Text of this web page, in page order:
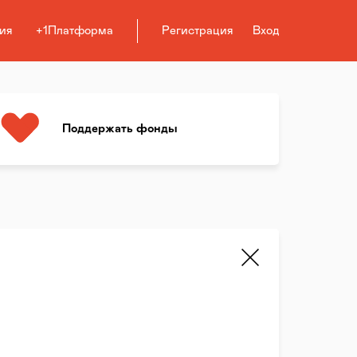
+1Платформа Регистрация Вход
Поддержать фонды